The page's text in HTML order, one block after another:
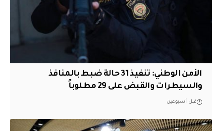
الأمن الوطني: تنفيذ 31 حالة ضبط بالمنافذ
والسيطرات والقبض على 29 مطلوباً
قبل أسبوعين